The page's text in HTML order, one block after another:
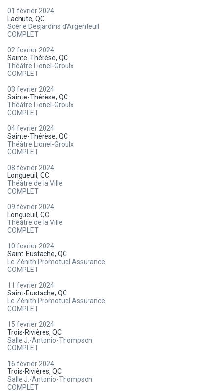
01 février 2024
Lachute, QC
Scène Desjardins d'Argenteuil
COMPLET
02 février 2024
Sainte-Thérèse, QC
Théâtre Lionel-Groulx
COMPLET
03 février 2024
Sainte-Thérèse, QC
Théâtre Lionel-Groulx
COMPLET
04 février 2024
Sainte-Thérèse, QC
Théâtre Lionel-Groulx
COMPLET
08 février 2024
Longueuil, QC
Théâtre de la Ville
COMPLET
09 février 2024
Longueuil, QC
Théâtre de la Ville
COMPLET
10 février 2024
Saint-Eustache, QC
Le Zénith Promotuel Assurance
COMPLET
11 février 2024
Saint-Eustache, QC
Le Zénith Promotuel Assurance
COMPLET
15 février 2024
Trois-Rivières, QC
Salle J.-Antonio-Thompson
COMPLET
16 février 2024
Trois-Rivières, QC
Salle J.-Antonio-Thompson
COMPLET